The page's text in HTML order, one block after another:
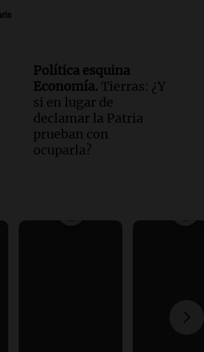
Política esquina
Economía. Tierras: ¿Y
si en lugar de
declamar la Patria
prueban con
ocuparla?